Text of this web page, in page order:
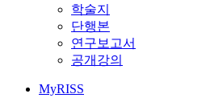
학술지
단행본
연구보고서
공개강의
MyRISS